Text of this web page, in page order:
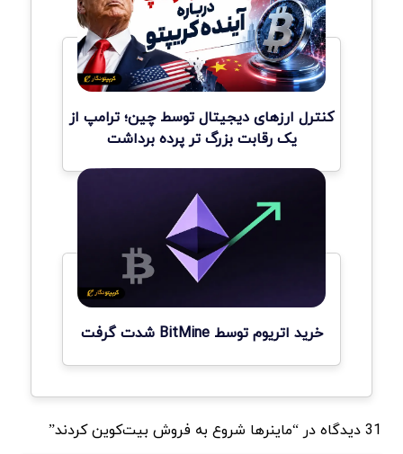
کنترل ارزهای دیجیتال توسط چین؛ ترامپ از
یک رقابت بزرگ تر پرده برداشت
خرید اتریوم توسط BitMine شدت گرفت
31 دیدگاه در “ماینرها شروع به فروش بیت‌کوین کردند”